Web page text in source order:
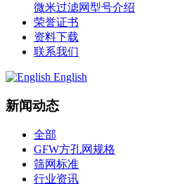
微米过滤网型号介绍
荣誉证书
资料下载
联系我们
English
新闻动态
全部
GFW方孔网规格
筛网标准
行业资讯